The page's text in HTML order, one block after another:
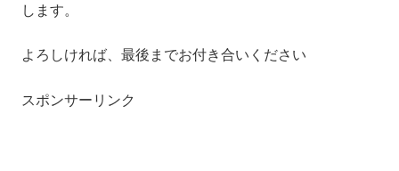
します。
よろしければ、最後までお付き合いください
スポンサーリンク